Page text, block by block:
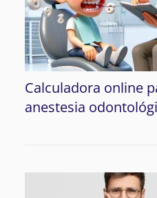
Calculadora online
anestesia